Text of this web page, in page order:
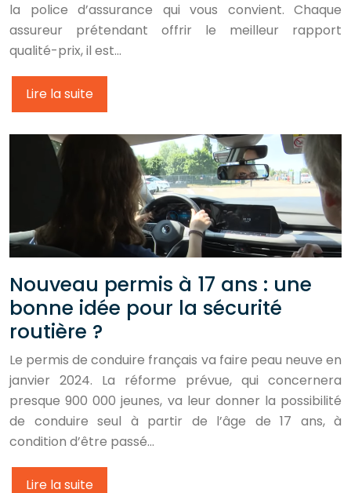
la police d’assurance qui vous convient. Chaque
assureur prétendant offrir le meilleur rapport
qualité-prix, il est…
Lire la suite
Nouveau permis à 17 ans : une
bonne idée pour la sécurité
routière ?
Le permis de conduire français va faire peau neuve en
janvier 2024. La réforme prévue, qui concernera
presque 900 000 jeunes, va leur donner la possibilité
de conduire seul à partir de l’âge de 17 ans, à
condition d’être passé…
Lire la suite